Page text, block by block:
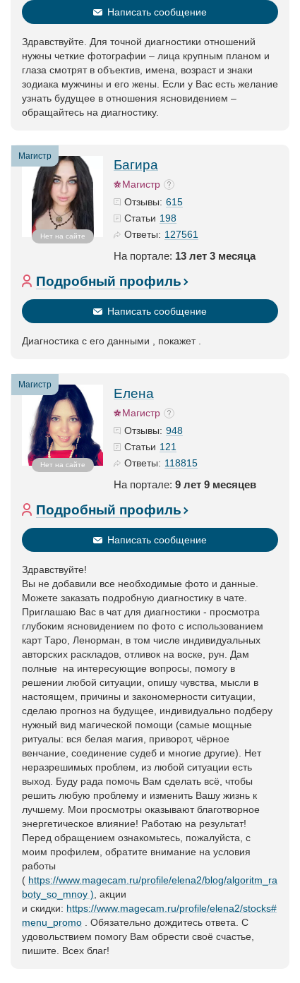
Написать сообщение
Здравствуйте. Для точной диагностики отношений
нужны четкие фотографии – лица крупным планом и
глаза смотрят в объектив, имена, возраст и знаки
зодиака мужчины и его жены. Если у Вас есть желание
узнать будущее в отношения ясновидением –
обращайтесь на диагностику.
Магистр
Нет на сайте
Багира
Магистр
Отзывы: 615
Статьи 198
Ответы: 127561
На портале: 13 лет 3 месяца
Подробный профиль
Написать сообщение
Диагностика с его данными , покажет .
Магистр
Нет на сайте
Елена
Магистр
Отзывы: 948
Статьи 121
Ответы: 118815
На портале: 9 лет 9 месяцев
Подробный профиль
Написать сообщение
Здравствуйте!
Вы не добавили все необходимые фото и данные.
Можете заказать подробную диагностику в чате.
Приглашаю Вас в чат для диагностики - просмотра
глубоким ясновидением по фото с использованием
карт Таро, Ленорман, в том числе индивидуальных
авторских раскладов, отливок на воске, рун. Дам
полные на интересующие вопросы, помогу в
решении любой ситуации, опишу чувства, мысли в
настоящем, причины и закономерности ситуации,
сделаю прогноз на будущее, индивидуально подберу
нужный вид магической помощи (самые мощные
ритуалы: вся белая магия, приворот, чёрное
венчание, соединение судеб и многие другие). Нет
неразрешимых проблем, из любой ситуации есть
выход. Буду рада помочь Вам сделать всё, чтобы
решить любую проблему и изменить Вашу жизнь к
лучшему. Мои просмотры оказывают благотворное
энергетическое влияние! Работаю на результат!
Перед обращением ознакомьтесь, пожалуйста, с
моим профилем, обратите внимание на условия
работы
( https://www.magecam.ru/profile/elena2/blog/algoritm_ra
boty_so_mnoy ) , акции
и скидки: https://www.magecam.ru/profile/elena2/stocks#
menu_promo . Обязательно дождитесь ответа. С
удовольствием помогу Вам обрести своё счастье,
пишите. Всех благ!